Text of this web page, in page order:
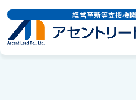
経営革新等支援機関